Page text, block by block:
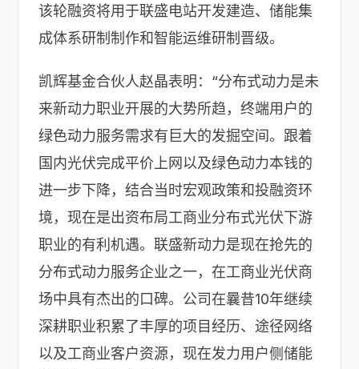
该轮融资将用于联盛电站开发建造、储能集
成体系研制制作和智能运维研制晋级。
凯辉基金合伙人赵晶表明：“分布式动力是未
来新动力职业开展的大势所趋，终端用户的
绿色动力服务需求有巨大的发掘空间。跟着
国内光伏完成平价上网以及绿色动力本钱的
进一步下降，结合当时宏观政策和投融资环
境，现在是出资布局工商业分布式光伏下游
职业的有利机遇。联盛新动力是现在抢先的
分布式动力服务企业之一，在工商业光伏商
场中具有杰出的口碑。公司在曩昔10年继续
深耕职业积累了丰厚的项目经历、途径网络
以及工商业客户资源，现在发力用户侧储能